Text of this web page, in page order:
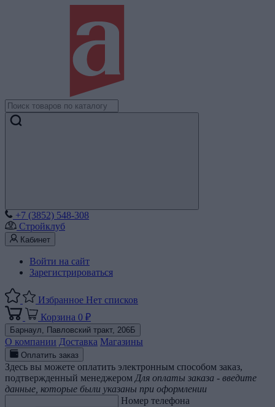
+7 (3852) 548-308
Стройклуб
Кабинет
Войти на сайт
Зарегистрироваться
Избранное Нет списков
Корзина 0 ₽
Барнаул, Павловский тракт, 206Б
О компании Доставка Магазины
Оплатить заказ
Здесь вы можете оплатить электронным способом заказ,
подтвержденный менеджером Для оплаты заказа - введите
данные, которые были указаны при оформлении
Номер телефона